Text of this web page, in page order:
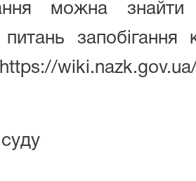
можна знайти
https://